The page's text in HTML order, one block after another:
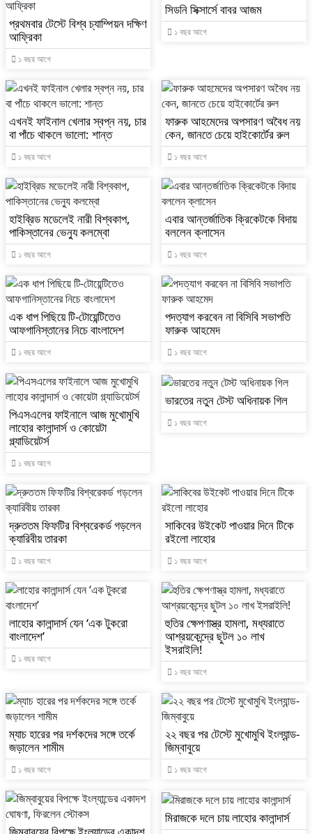
প্রথমবার টেস্টে বিশ্ব চ্যাম্পিয়ন দক্ষিণ
আফ্রিকা
১ বছর আগে
সিডনি সিক্সার্সে বাবর আজম
১ বছর আগে
এখনই ফাইনাল খেলার স্বপ্ন নয়, চার
বা পাঁচে থাকলে ভালো: শান্ত
১ বছর আগে
ফারুক আহমেদের অপসারণ অবৈধ নয়
কেন, জানতে চেয়ে হাইকোর্টের রুল
১ বছর আগে
হাইব্রিড মডেলেই নারী বিশ্বকাপ,
পাকিস্তানের ভেন্যু কলম্বো
১ বছর আগে
এবার আন্তর্জাতিক ক্রিকেটকে বিদায়
বললেন ক্লাসেন
১ বছর আগে
এক ধাপ পিছিয়ে টি-টোয়েন্টিতেও
আফগানিস্তানের নিচে বাংলাদেশ
১ বছর আগে
পদত্যাগ করবেন না বিসিবি সভাপতি
ফারুক আহমেদ
১ বছর আগে
পিএসএলের ফাইনালে আজ মুখোমুখি
লাহোর কালান্দার্স ও কোয়েটা
গ্ল্যাডিয়েটর্স
১ বছর আগে
ভারতের নতুন টেস্ট অধিনায়ক গিল
১ বছর আগে
দ্রুততম ফিফটির বিশ্বরেকর্ড গড়লেন
ক্যারিবীয় তারকা
১ বছর আগে
সাকিবের উইকেট পাওয়ার দিনে টিকে
রইলো লাহোর
১ বছর আগে
লাহোর কালান্দার্স যেন ‘এক টুকরো
বাংলাদেশ’
১ বছর আগে
হুতির ক্ষেপণাস্ত্র হামলা, মধ্যরাতে
আশ্রয়কেন্দ্রে ছুটল ১০ লাখ
ইসরাইলি!
১ বছর আগে
ম্যাচ হারের পর দর্শকদের সঙ্গে তর্কে
জড়ালেন শামীম
১ বছর আগে
২২ বছর পর টেস্টে মুখোমুখি ইংল্যান্ড-
জিম্বাবুয়ে
১ বছর আগে
মিরাজকে দলে চায় লাহোর কালান্দার্স